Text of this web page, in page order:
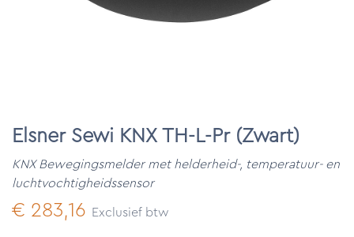
Elsner Sewi KNX TH-L-Pr (Zwart)
KNX Bewegingsmelder met helderheid-, temperatuur- en
luchtvochtigheidssensor
€ 283,16 Exclusief btw